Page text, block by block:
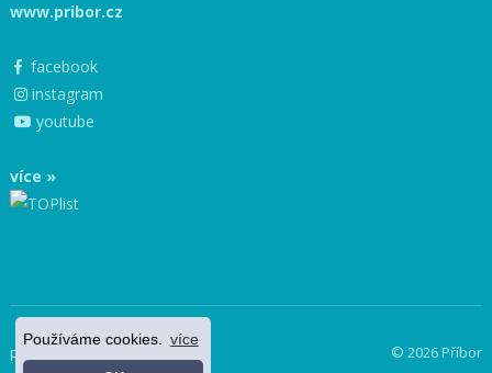
Používáme cookies. více
www.pribor.cz
facebook
instagram
youtube
více »
powered by netnews © 2026 Příbor